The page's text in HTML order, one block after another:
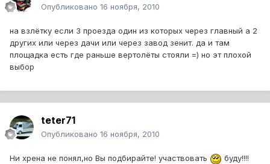
Опубликовано 16 ноября, 2010
на взлётку если 3 проезда один из которых через главный а 2
других или через дачи или через завод зенит. да и там
площадка есть где раньше вертолёты стояли =) но эт плохой
выбор
teter71
Опубликовано 16 ноября, 2010
Ни хрена не понял,но Вы подбирайте! участвовать буду!!!!